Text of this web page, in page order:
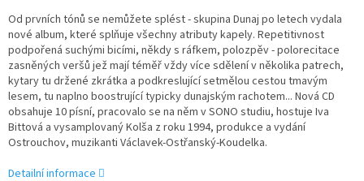
Od prvních tónů se nemůžete splést - skupina Dunaj po letech vydala
nové album, které splňuje všechny atributy kapely. Repetitivnost
podpořená suchými bicími, někdy s ráfkem, polozpěv - polorecitace
zasněných veršů jež mají téměř vždy více sdělení v několika patrech,
kytary tu držené zkrátka a podkreslující setmělou cestou tmavým
lesem, tu naplno boostrující typicky dunajským rachotem... Nová CD
obsahuje 10 písní, pracovalo se na něm v SONO studiu, hostuje Iva
Bittová a vysamplovaný Kolša z roku 1994, produkce a vydání
Ostrouchov, muzikanti Václavek-Ostřanský-Koudelka.
Detailní informace